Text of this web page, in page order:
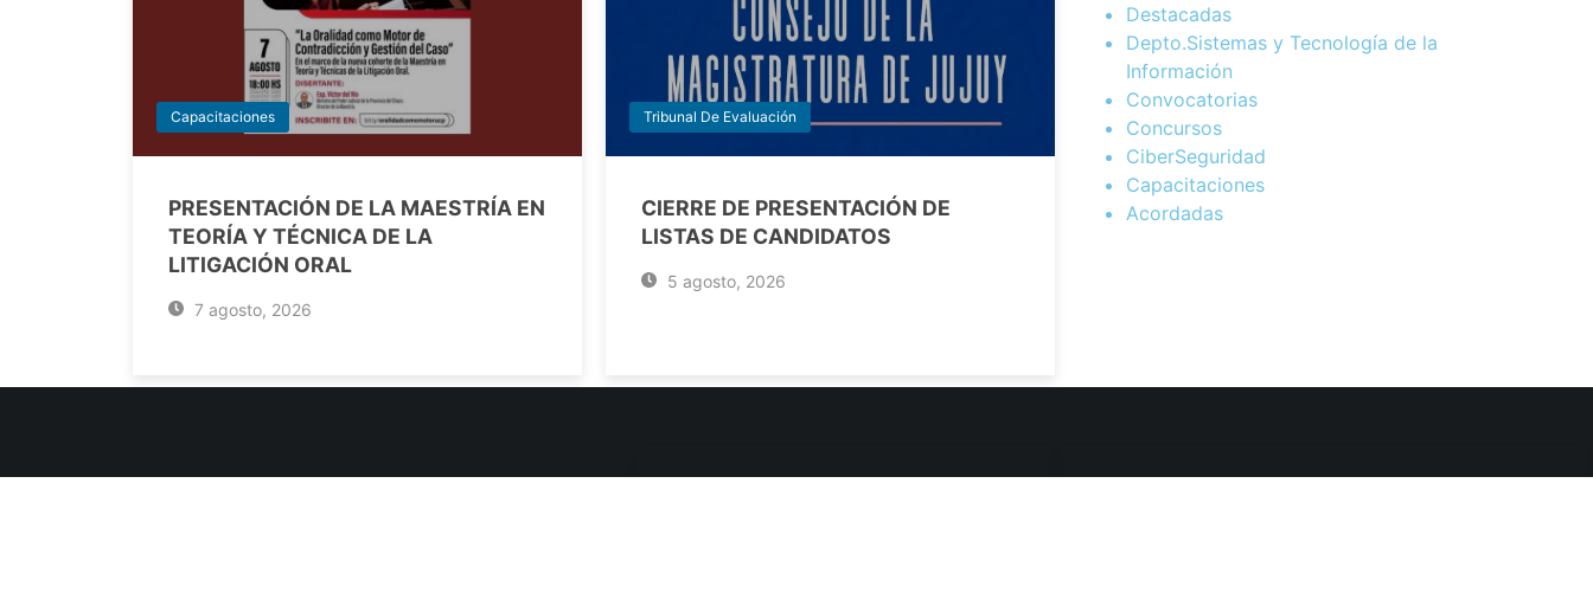
Capacitaciones
PRESENTACIÓN DE LA MAESTRÍA EN
TEORÍA Y TÉCNICA DE LA
LITIGACIÓN ORAL
7 agosto, 2026
Tribunal De Evaluación
CIERRE DE PRESENTACIÓN DE
LISTAS DE CANDIDATOS
5 agosto, 2026
Destacadas
Depto.Sistemas y Tecnología de la
Información
Convocatorias
Concursos
CiberSeguridad
Capacitaciones
Acordadas